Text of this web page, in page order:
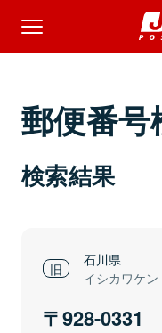
郵便番号
検索結果
石川県
イシカワケン
928-0331